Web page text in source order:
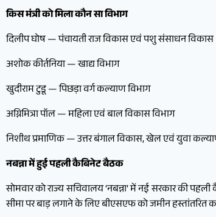
किस मंत्री को मिला कौन सा विभाग
दिलीप घोष — पंचायती राज विकास एवं पशु संसाधन विकास
अशोक कीर्तनिया — खाद्य विभाग
खुदीराम टुडू — पिछड़ा वर्ग कल्याण विभाग
अग्निमित्रा पॉल — महिला एवं बाल विकास विभाग
निशीथ प्रमाणिक — उत्तर बंगाल विकास, खेल एवं युवा
नबन्ना में हुई पहली कैबिनेट बैठक
सोमवार को राज्य सचिवालय ‘नबन्ना’ में नई सरकार की
सीमा पर बाड़ लगाने के लिए बीएसएफ को जमीन हस्तांतरित